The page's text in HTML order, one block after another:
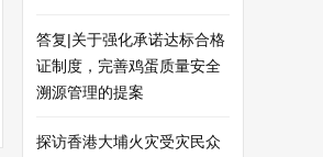
答复|关于强化承诺达标合格
证制度，完善鸡蛋质量安全
溯源管理的提案
探访香港大埔火灾受灾民众